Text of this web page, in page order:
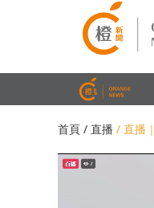
首頁 / 直播 / 直播